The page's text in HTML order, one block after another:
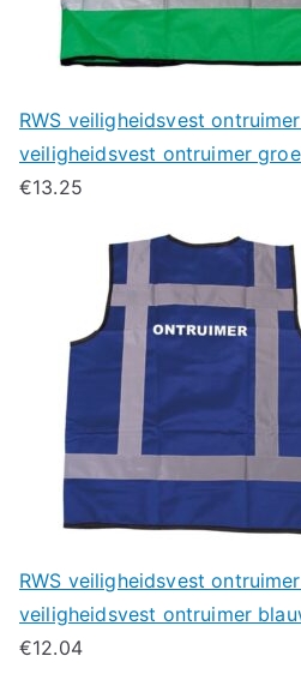
RWS veiligheidsvest
veiligheidsvest ontruimer
€13.25
RWS veiligheidsvest
veiligheidsvest ontruimer
€12.04